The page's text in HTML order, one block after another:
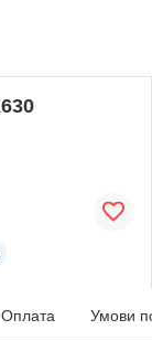
Оплата Умови